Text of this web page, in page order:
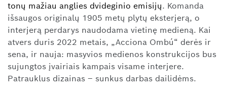
tonų mažiau anglies dvideginio emisijų. Komanda
išsaugos originalų 1905 metų plytų eksterjerą, o
interjerą perdarys naudodama vietinę medieną. Kai
atvers duris 2022 metais, „Acciona Ombú“ derės ir
sena, ir nauja: masyvios medienos konstrukcijos bus
sujungtos įvairiais kampais visame interjere.
Patrauklus dizainas – sunkus darbas dailidėms.